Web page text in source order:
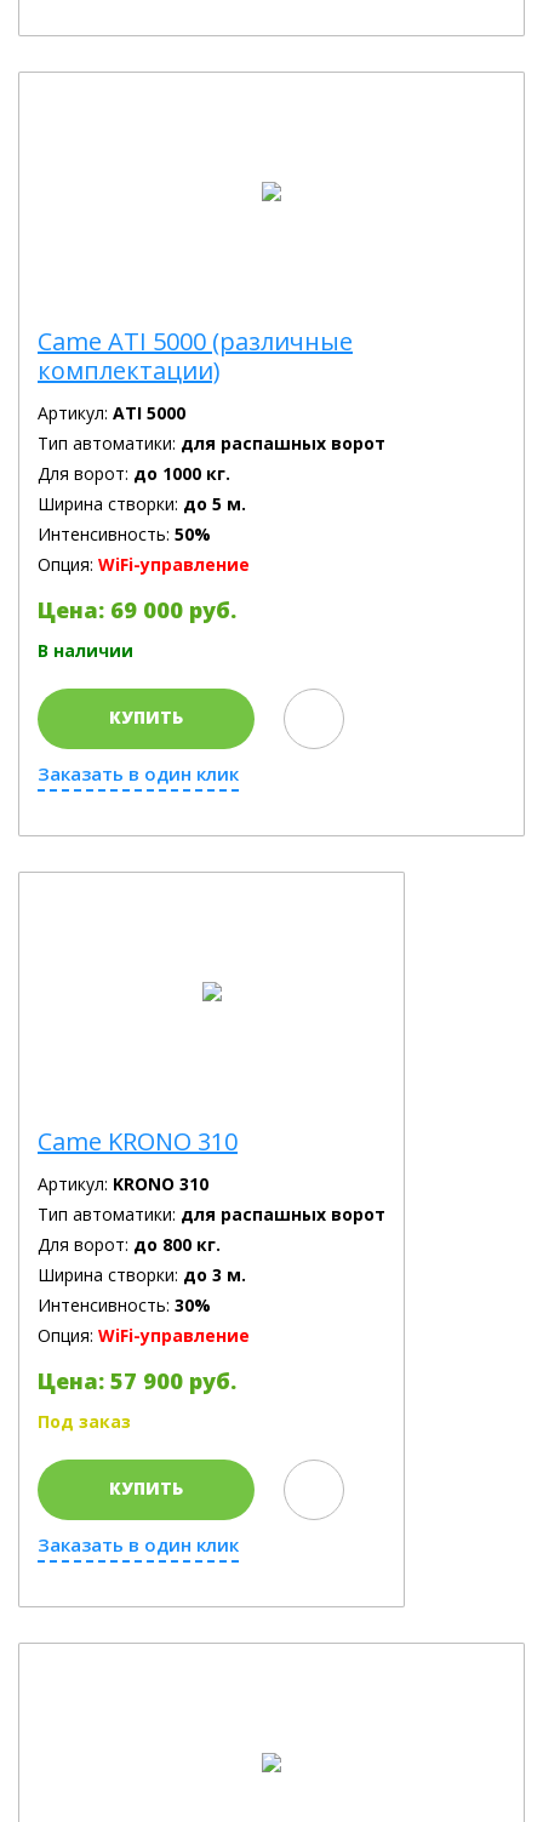
Came ATI 5000 (различные
комплектации)
Артикул: ATI 5000
Тип автоматики: для распашных ворот
Для ворот: до 1000 кг.
Ширина створки: до 5 м.
Интенсивность: 50%
Опция: WiFi-управление
Цена: 69 000 руб.
В наличии
КУПИТЬ
Заказать в один клик
Came KRONO 310
Артикул: KRONO 310
Тип автоматики: для распашных ворот
Для ворот: до 800 кг.
Ширина створки: до 3 м.
Интенсивность: 30%
Опция: WiFi-управление
Цена: 57 900 руб.
Под заказ
КУПИТЬ
Заказать в один клик